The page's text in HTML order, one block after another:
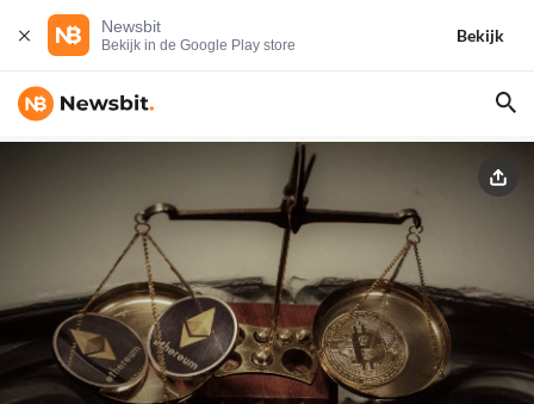
Newsbit
Bekijk in de Google Play store
Bekijk